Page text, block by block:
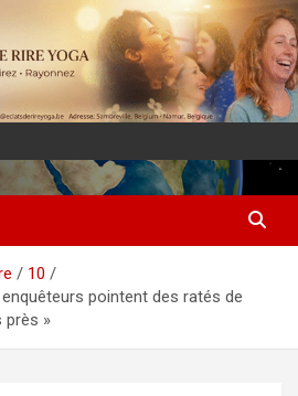
10
pointent des ratés de
près »